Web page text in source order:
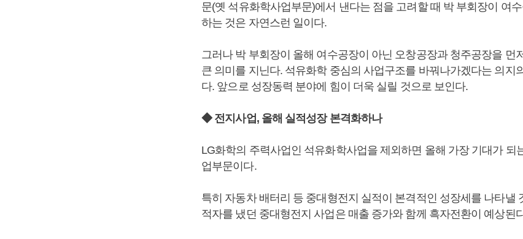
문(옛 석유화학사업부문)에서 낸다는 점을 고려할 때 박 부회장이 여
하는 것은 자연스런 일이다.
그러나 박 부회장이 올해 여수공장이 아닌 오창공장과 청주공장을 먼
큰 의미를 지닌다. 석유화학 중심의 사업구조를 바꿔나가겠다는 의지
다. 앞으로 성장동력 분야에 힘이 더욱 실릴 것으로 보인다.
◆ 전지사업, 올해 실적성장 본격화하나
LG화학의 주력사업인 석유화학사업을 제외하면 올해 가장 기대가 되
업부문이다.
특히 자동차 배터리 등 중대형전지 실적이 본격적인 성장세를 나타낼
적자를 냈던 중대형전지 사업은 매출 증가와 함께 흑자전환이 예상된